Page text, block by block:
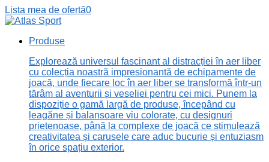
Lista mea de ofertă0
Produse
Explorează universul fascinant al distracției în aer liber
cu colecția noastră impresionantă de echipamente de
joacă, unde fiecare loc în aer liber se transformă într-un
tărâm al aventurii și veseliei pentru cei mici. Punem la
dispoziție o gamă largă de produse, începând cu
leagăne și balansoare viu colorate, cu designuri
prietenoase, până la complexe de joacă ce stimulează
creativitatea și carusele care aduc bucurie și entuziasm
în orice spațiu exterior.